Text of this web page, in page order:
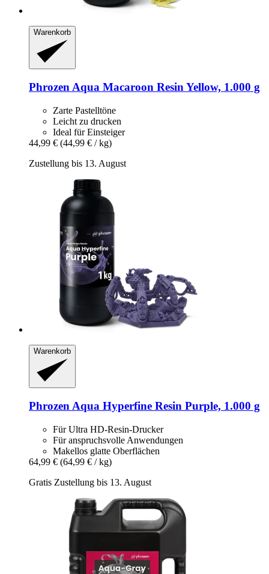
Warenkorb
Phrozen Aqua Macaroon Resin Yellow, 1.000 g
Zarte Pastelltöne
Leicht zu drucken
Ideal für Einsteiger
44,99 € (44,99 € / kg)
Zustellung bis 13. August
Warenkorb
Phrozen Aqua Hyperfine Resin Purple, 1.000 g
Für Ultra HD-Resin-Drucker
Für anspruchsvolle Anwendungen
Makellos glatte Oberflächen
64,99 € (64,99 € / kg)
Gratis Zustellung bis 13. August